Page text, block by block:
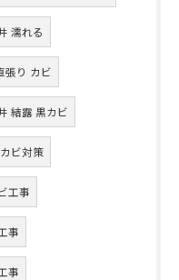
濡れる
張り カビ
結露 黒カビ
ビ対策
工事
事
事